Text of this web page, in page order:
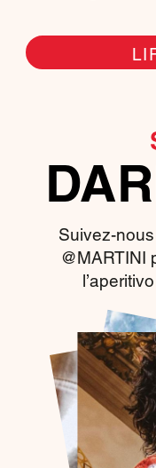
Suivez-
@MARTINI